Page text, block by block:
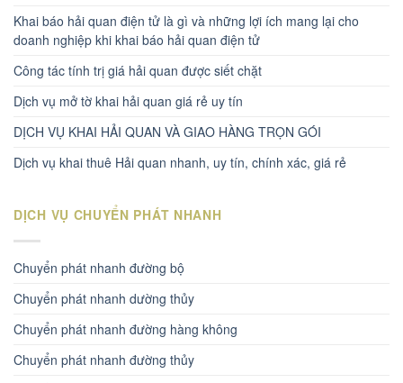
Khai báo hải quan điện tử là gì và những lợi ích mang lại cho
doanh nghiệp khi khai báo hải quan điện tử
Công tác tính trị giá hải quan được siết chặt
Dịch vụ mở tờ khai hải quan giá rẻ uy tín
DỊCH VỤ KHAI HẢI QUAN VÀ GIAO HÀNG TRỌN GÓI
Dịch vụ khai thuê Hải quan nhanh, uy tín, chính xác, giá rẻ
DỊCH VỤ CHUYỂN PHÁT NHANH
Chuyển phát nhanh đường bộ
Chuyển phát nhanh dường thủy
Chuyển phát nhanh đường hàng không
Chuyển phát nhanh đường thủy